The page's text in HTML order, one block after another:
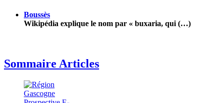
Boussès
Wikipédia explique le nom par « buxaria, qui (…)
Sommaire Articles